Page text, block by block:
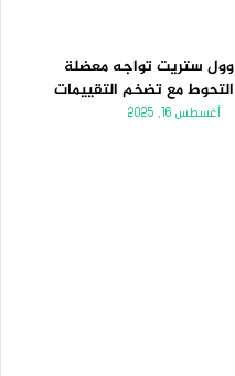
وول ستريت تواجه معضلة
التحوط مع تضخم التقييمات
أغسطس 16, 2025